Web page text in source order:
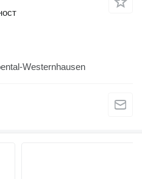
Westernhausen